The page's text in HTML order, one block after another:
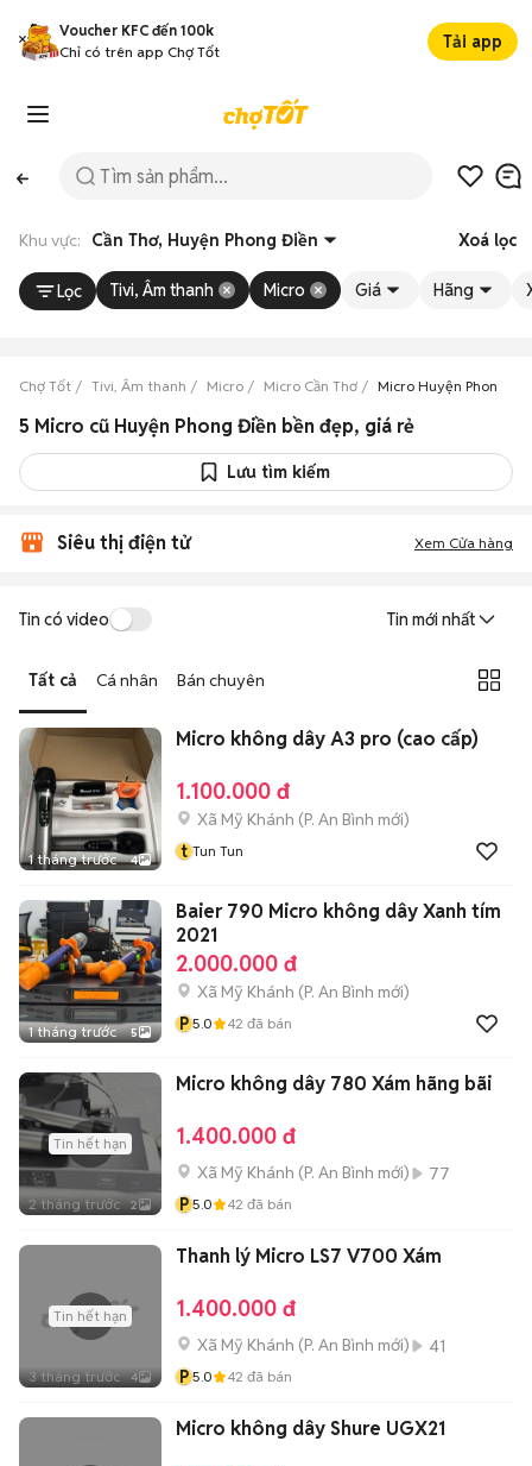
Voucher KFC đến 100k
Chỉ có trên app Chợ Tốt
Tải app
Khu vực: Cần Thơ, Huyện Phong Điền Xoá lọc
Lọc Tivi, Âm thanh Micro Giá Hãng
Chợ Tốt Tivi, Âm thanh Micro Micro Cần Thơ Micro Huyện Phong
5 Micro cũ Huyện Phong Điền bền đẹp, giá rẻ
Lưu tìm kiếm
Siêu thị điện tử Xem Cửa hàng
Tin có video Tin mới nhất
Tất cả Cá nhân Bán chuyên
1 tháng trước 4
Micro không dây A3 pro (cao cấp)
1.100.000 đ
Xã Mỹ Khánh (P. An Bình mới)
t Tun Tun
1 tháng trước 5
Baier 790 Micro không dây Xanh tím
2021
2.000.000 đ
Xã Mỹ Khánh (P. An Bình mới)
P 5.0 42 đã bán
Tin hết hạn
2 tháng trước 2
Micro không dây 780 Xám hãng bãi
1.400.000 đ
Xã Mỹ Khánh (P. An Bình mới)
77
P 5.0 42 đã bán
Tin hết hạn
3 tháng trước 4
Thanh lý Micro LS7 V700 Xám
1.400.000 đ
Xã Mỹ Khánh (P. An Bình mới)
41
P 5.0 42 đã bán
Micro không dây Shure UGX21